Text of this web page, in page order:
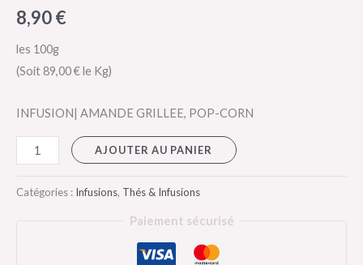
8,90€
les 100g
(Soit 89,00 € le Kg)
INFUSION| AMANDE GRILLEE, POP-CORN
AJOUTER AU PANIER
Catégories : Infusions, Thés & Infusions
Paiement sécurisé